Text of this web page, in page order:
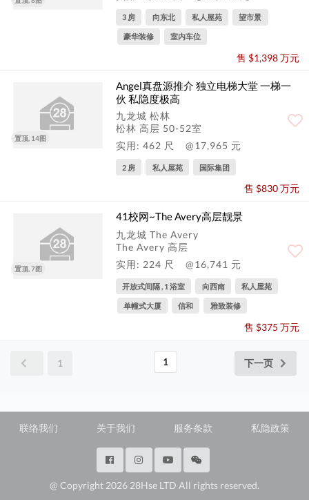
3 房 向东北 私人屋苑 望市景
豪华装修 室内车位
售 $1,398 万元
置顶, 14图
Angel真盘源推介 独立电梯大堂 一梯一
伙 私隐度极高
九龙城 松林
松林 高层 50-52室
实用: 462 尺
@17,965 元
2 房 私人屋苑 国际集团
售 $830 万元
置顶, 7图
41校网~The Avery高层靓景
九龙城 The Avery
The Avery 高层
实用: 224 尺
@16,741 元
开放式间隔 , 1 浴室 向西南 私人屋苑
单幢式大厦 信和 雅致装修
售 $375 万元
1 1 下一页
联络我们 关于我们 服务条款 私隐政策
@ Copyright 2026 28Hse LTD All rights reserved.